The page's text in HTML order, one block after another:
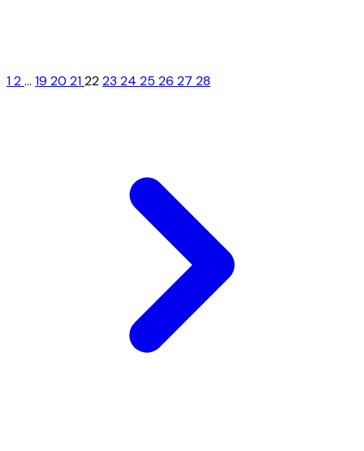
12... 19 20 212223 24 25 26 27 28